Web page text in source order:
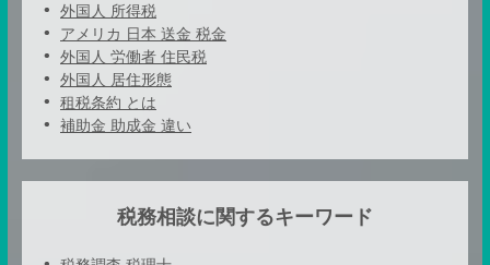
外国人 所得税
アメリカ 日本 送金 税金
外国人 労働者 住民税
外国人 居住形態
租税条約 とは
補助金 助成金 違い
税務相談に関するキーワード